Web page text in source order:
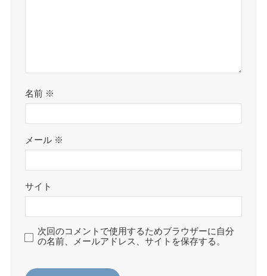
名前 ※
メール ※
サイト
次回のコメントで使用するためブラウザーに自分
の名前、メールアドレス、サイトを保存する。